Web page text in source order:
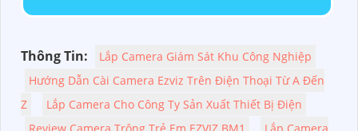
Thông Tin:
Lắp Camera Giám Sát Khu Công Nghiệp
Hướng Dẫn Cài Camera Ezviz Trên Điện Thoại Từ A Đến
Z
Lắp Camera Cho Công Ty Sản Xuất Thiết Bị Điện